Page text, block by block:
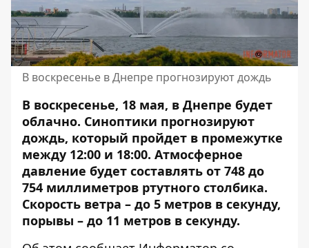
В воскресенье в Днепре прогнозируют дождь
В воскресенье, 18 мая, в Днепре будет
облачно. Синоптики прогнозируют
дождь, который пройдет в промежутке
между 12:00 и 18:00. Атмосферное
давление будет составлять от 748 до
754 миллиметров ртутного столбика.
Скорость ветра – до 5 метров в секунду,
порывы – до 11 метров в секунду.